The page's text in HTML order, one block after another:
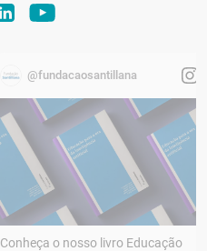
@fundacaosantillana
Conheça o nosso livro Educação